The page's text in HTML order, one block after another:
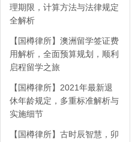
理期限，计算方法与法律规定
全解析
【国樽律所】澳洲留学签证费
用解析，全面预算规划，顺利
启程留学之旅
【国樽律所】2021年最新退
休年龄规定，多重标准解析与
实施细节
【国樽律所】古时辰智慧，卯